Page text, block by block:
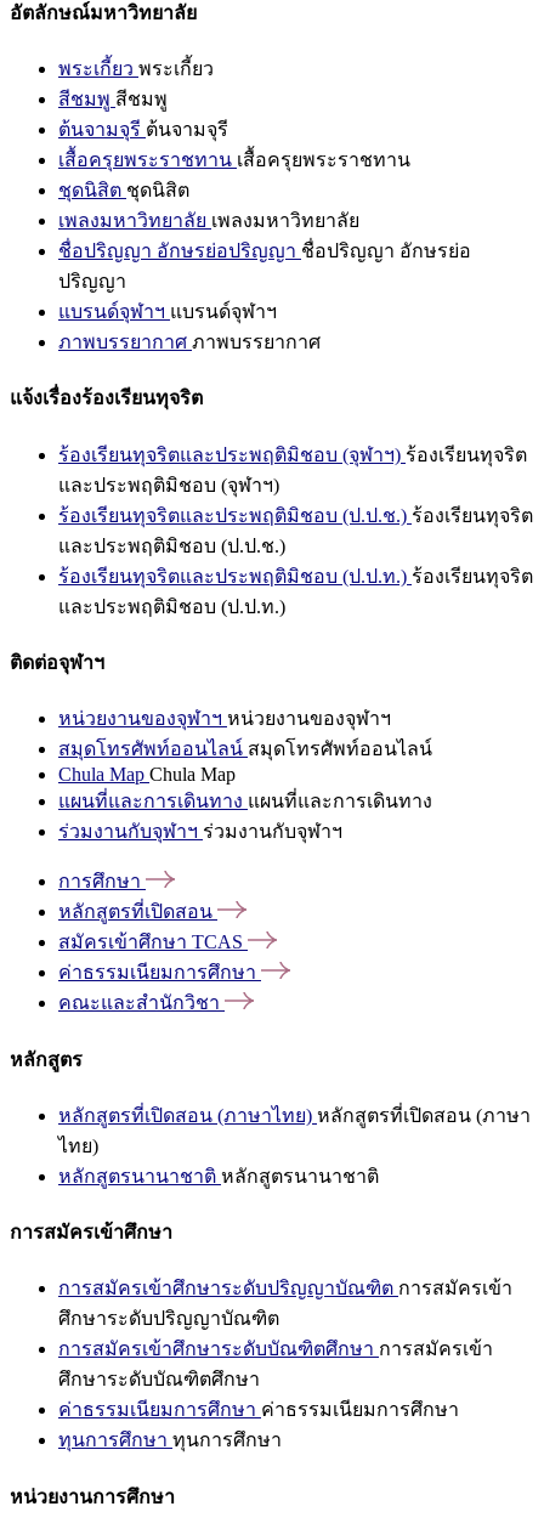
อัตลักษณ์มหาวิทยาลัย
พระเกี้ยว พระเกี้ยว
สีชมพู สีชมพู
ต้นจามจุรี ต้นจามจุรี
เสื้อครุยพระราชทาน เสื้อครุยพระราชทาน
ชุดนิสิต ชุดนิสิต
เพลงมหาวิทยาลัย เพลงมหาวิทยาลัย
ชื่อปริญญา อักษรย่อปริญญา ชื่อปริญญา อักษรย่อ
ปริญญา
แบรนด์จุฬาฯ แบรนด์จุฬาฯ
ภาพบรรยากาศ ภาพบรรยากาศ
แจ้งเรื่องร้องเรียนทุจริต
ร้องเรียนทุจริตและประพฤติมิชอบ (จุฬาฯ) ร้องเรียนทุจริต
และประพฤติมิชอบ (จุฬาฯ)
ร้องเรียนทุจริตและประพฤติมิชอบ (ป.ป.ช.) ร้องเรียนทุจริต
และประพฤติมิชอบ (ป.ป.ช.)
ร้องเรียนทุจริตและประพฤติมิชอบ (ป.ป.ท.) ร้องเรียนทุจริต
และประพฤติมิชอบ (ป.ป.ท.)
ติดต่อจุฬาฯ
หน่วยงานของจุฬาฯ หน่วยงานของจุฬาฯ
สมุดโทรศัพท์ออนไลน์ สมุดโทรศัพท์ออนไลน์
Chula Map Chula Map
แผนที่และการเดินทาง แผนที่และการเดินทาง
ร่วมงานกับจุฬาฯ ร่วมงานกับจุฬาฯ
การศึกษา
หลักสูตรที่เปิดสอน
สมัครเข้าศึกษา TCAS
ค่าธรรมเนียมการศึกษา
คณะและสำนักวิชา
หลักสูตร
หลักสูตรที่เปิดสอน (ภาษาไทย) หลักสูตรที่เปิดสอน (ภาษา
ไทย)
หลักสูตรนานาชาติ หลักสูตรนานาชาติ
การสมัครเข้าศึกษา
การสมัครเข้าศึกษาระดับปริญญาบัณฑิต การสมัครเข้า
ศึกษาระดับปริญญาบัณฑิต
การสมัครเข้าศึกษาระดับบัณฑิตศึกษา การสมัครเข้า
ศึกษาระดับบัณฑิตศึกษา
ค่าธรรมเนียมการศึกษา ค่าธรรมเนียมการศึกษา
ทุนการศึกษา ทุนการศึกษา
หน่วยงานการศึกษา